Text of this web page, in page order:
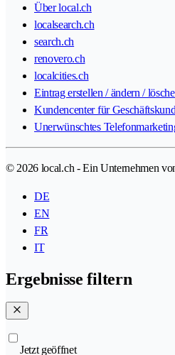
Über local.ch
localsearch.ch
search.ch
renovero.ch
localcities.ch
Eintrag erstellen / ändern /
Kundencenter für
Unerwünschtes
© 2026 local.ch - Ein Unternehmen
DE
EN
FR
IT
Ergebnisse filtern
Jetzt geöffnet